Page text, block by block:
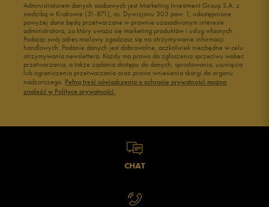
Administratorem danych osobowych jest Marketing Investment Group S.A. z
siedzibą w Krakowie (31-871), os. Dywizjonu 303 paw. 1, udostępnione
powyżej dane będą przetwarzane w prawnie uzasadnionym interesie
administratora, za który uważa się marketing produktów i usług własnych.
Podając swój adres mailowy zgadzasz się na otrzymywanie informacji
handlowych. Podanie danych jest dobrowolne, aczkolwiek niezbędne w celu
otrzymywania newslettera. Każdy ma prawo do zgłoszenia sprzeciwu wobec
przetwarzania, a także żądania dostępu do danych, sprostowania, usunięcia
lub ograniczenia przetwarzania oraz prawo wniesienia skargi do organu
nadzorczego. Pełną treść oświadczenia o ochronie prywatności można
znaleźć w Polityce prywatności.
CHAT